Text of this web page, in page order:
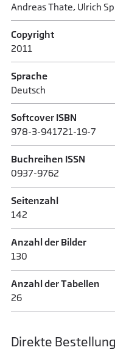
Andreas Thate, Ulrich
Copyright
2011
Sprache
Deutsch
Softcover ISBN
978-3-941721-19-7
Buchreihen ISSN
0937-9762
Seitenzahl
142
Anzahl der Bilder
130
Anzahl der Tabellen
26
Direkte Bestellung